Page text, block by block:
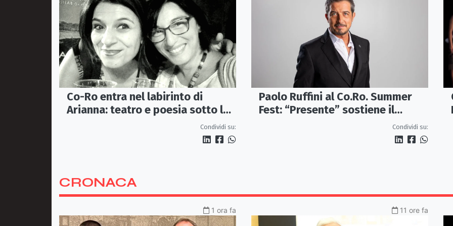
Co-Ro entra nel labirinto di
Arianna: teatro e poesia sotto le
Condividi su:
Paolo Ruffini al Co.Ro. Summer
Fest: “Presente” sostiene il
Condividi su:
CRONACA
1 ora fa 11 ore fa